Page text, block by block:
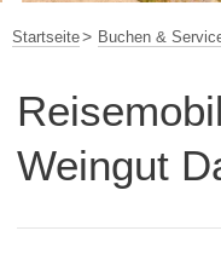
Startseite Buchen &
Weingut